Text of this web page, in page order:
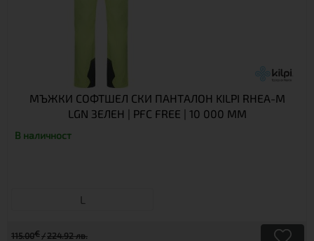
МЪЖКИ СОФТШЕЛ СКИ ПАНТАЛОН KILPI RHEA-M
LGN ЗЕЛЕН | PFC FREE | 10 000 ММ
В наличност
L
115.00€ 224.92 лв.